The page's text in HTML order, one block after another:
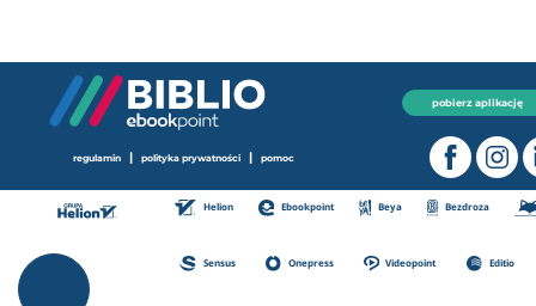
pobierz aplikację
regulamin | polityka prywatności | pomoc
Helion Ebookpoint Beya Bezdroza
Sensus Onepress Videopoint Editio